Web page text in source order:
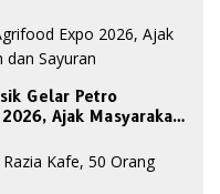
Gelar Petro
Ajak Masyarakat